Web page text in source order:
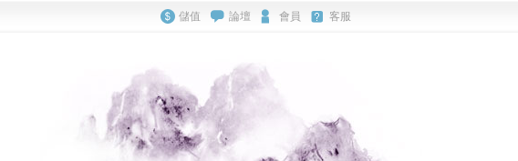
儲值 論壇 會員
客服